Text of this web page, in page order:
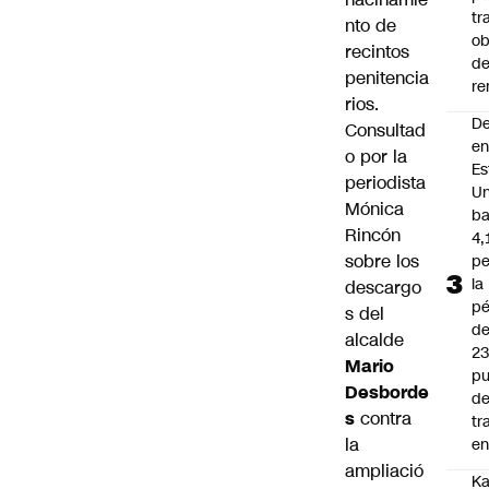
nto de
recintos
penitencia
rios.
Consultad
o por la
periodista
Mónica
Rincón
sobre los
descargo
s del
alcalde
Mario
Desborde
s contra
la
ampliació
de
en
la
de
de